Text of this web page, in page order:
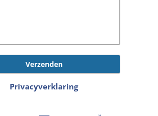
Verzenden
Privacyverklaring